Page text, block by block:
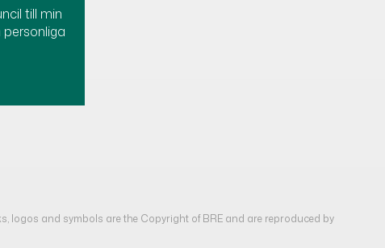
till min
personliga
logos and symbols are the Copyright of BRE and are reproduced by